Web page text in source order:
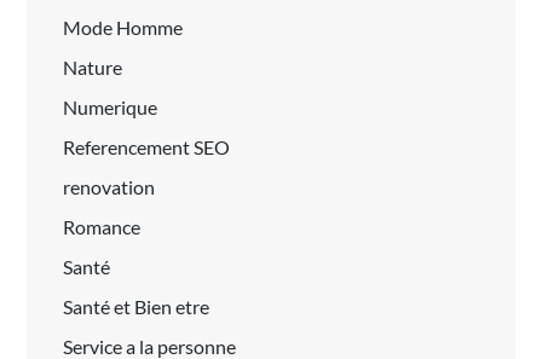
Mode Homme
Nature
Numerique
Referencement SEO
renovation
Romance
Santé
Santé et Bien etre
Service a la personne